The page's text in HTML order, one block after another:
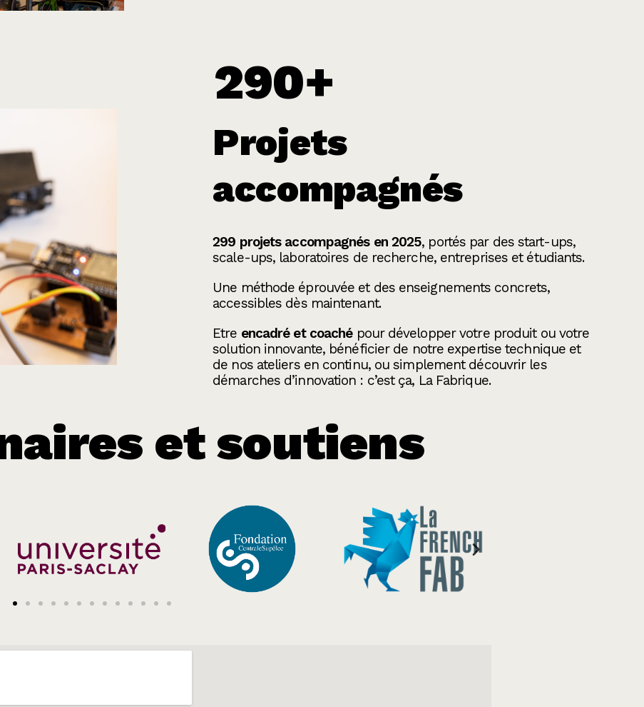
290+
Projets
accompagnés
299 projets accompagnés en 2025, portés par des start-ups,
scale-ups, laboratoires de recherche, entreprises et étudiants.
Une méthode éprouvée et des enseignements concrets,
accessibles dès maintenant.
Etre encadré et coaché pour développer votre produit ou votre
solution innovante, bénéficier de notre expertise technique et
de nos ateliers en continu, ou simplement découvrir les
démarches d’innovation : c’est ça, La Fabrique.
et soutiens